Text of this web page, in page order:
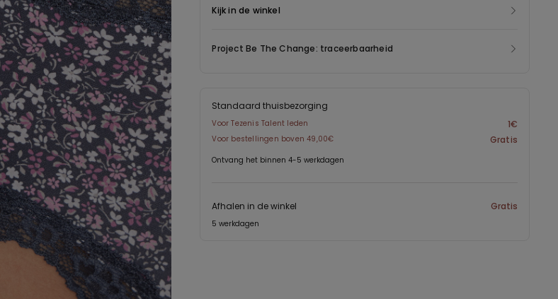
Kijk in de winkel
Project Be The Change: traceerbaarheid
Standaard thuisbezorging
Voor Tezenis Talent leden 1€
Voor bestellingen boven 49,00€ Gratis
Ontvang het binnen 4-5 werkdagen
Afhalen in de winkel Gratis
5 werkdagen